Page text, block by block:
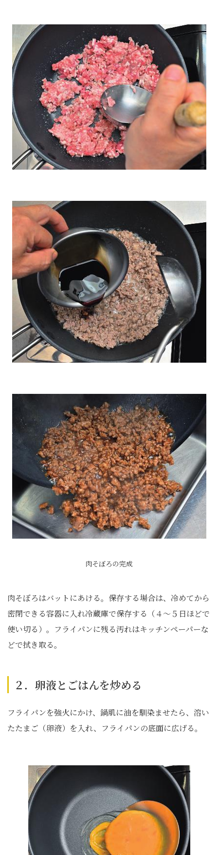
肉そぼろの完成
肉そぼろはバットにあける。保存する場合は、冷めてから
密閉できる容器に入れ冷蔵庫で保存する（４〜５日ほどで
使い切る）。フライパンに残る汚れはキッチンペーパーな
どで拭き取る。
２．卵液とごはんを炒める
フライパンを強火にかけ、鍋肌に油を馴染ませたら、溶い
たたまご（卵液）を入れ、フライパンの底面に広げる。